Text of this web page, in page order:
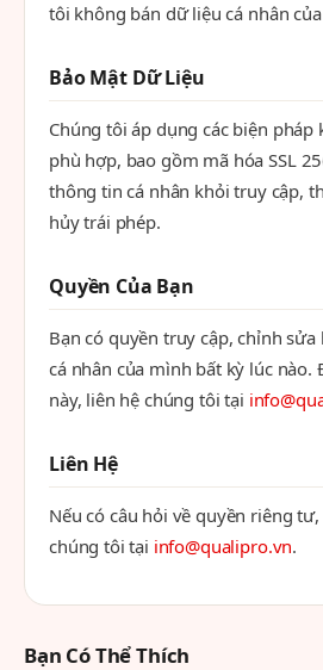
tôi không bán dữ liệu cá nhân
Bảo Mật Dữ Liệu
Chúng tôi áp dụng các biện pháp
phù hợp, bao gồm mã hóa SSL
thông tin cá nhân khỏi truy cập,
hủy trái phép.
Quyền Của Bạn
Bạn có quyền truy cập, chỉnh
cá nhân của mình bất kỳ lúc nào.
này, liên hệ chúng tôi tại
Liên Hệ
Nếu có câu hỏi về quyền riêng
chúng tôi tại info@qualipro.vn.
Bạn Có Thể Thích